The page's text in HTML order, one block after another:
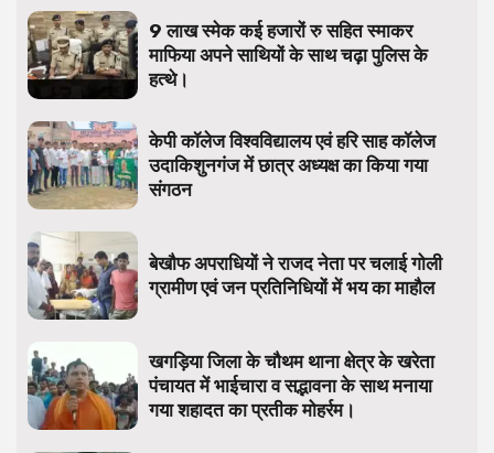
9 लाख स्मेक कई हजारों रु सहित स्माकर
माफिया अपने साथियों के साथ चढ़ा पुलिस के
हत्थे।
केपी कॉलेज विश्वविद्यालय एवं हरि साह कॉलेज
उदाकिशुनगंज में छात्र अध्यक्ष का किया गया
संगठन
बेखौफ अपराधियों ने राजद नेता पर चलाई गोली
ग्रामीण एवं जन प्रतिनिधियों में भय का माहौल
खगड़िया जिला के चौथम थाना क्षेत्र के खरेता
पंचायत में भाईचारा व सद्भावना के साथ मनाया
गया शहादत का प्रतीक मोहर्रम।